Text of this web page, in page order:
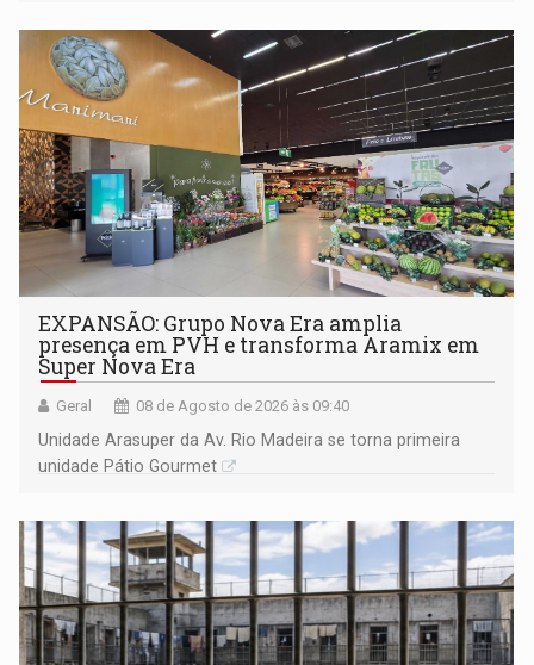
EXPANSÃO: Grupo Nova Era amplia
presença em PVH e transforma Aramix em
Super Nova Era
Geral 08 de Agosto de 2026 às 09:40
Unidade Arasuper da Av. Rio Madeira se torna primeira
unidade Pátio Gourmet